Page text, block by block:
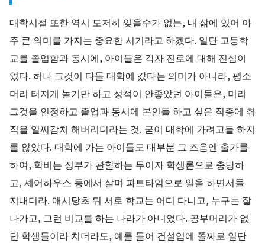
대학시절 또한 역시 도저히 잊을수가 없는, 내 삶에 있어 아
주 큰 의미를 가지는 중요한 시기라고 하겠다. 일단 고등학
교를 졸업함과 동시에, 아이들은 각자 진로에 대해 진심이
었다. 허나 그것이 다들 대학에 갔다는 의미가 아니라, 평소
머리 터지게 놀기만 하고 성적이 안좋았던 아이들은, 미리
그것을 인정하고 졸업과 동시에 본인들 하고 싶은 직종에 취
직을 일찌감치 해버리더라는 것. 굳이 대학에 가려고들 하지
를 않았다. 대학에 가는 아이들도 대부분 그 즈음엔 출가를
하여, 학비는 정부가 관할하는 무이자 학생론으로 충당하
고, 셰어하우스 등에서 살며 파트타임으로 일을 하면서들
지내더라. 애시당초 뭐 서로 학교는 어디 다니고, 누구는 잘
나가고, 그런 비교를 하는 나라가 아니었다. 공부머리가 없
던 학생들이라 치더라도, 예를 들어 건설업에 쫄짜로 일단